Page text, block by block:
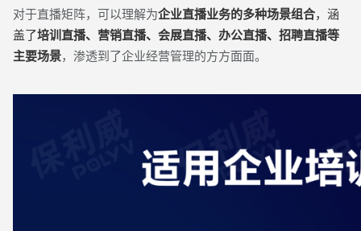
对于直播矩阵，可以理解为企业直播业务的多种场景组合，涵
盖了培训直播、营销直播、会展直播、 办公直播、招聘直播等
主要场景，渗透到了企业经营管理的方方面面。